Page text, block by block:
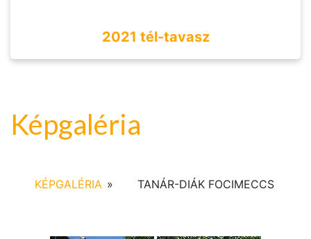
2021 tél-tavasz
Képgaléria
KÉPGALÉRIA » TANÁR-DIÁK FOCIMECCS